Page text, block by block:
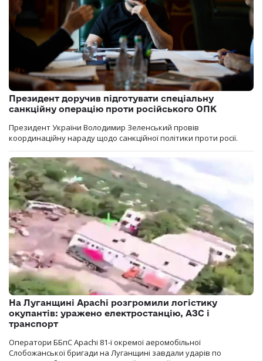
Президент доручив підготувати спеціальну
санкційну операцію проти російського ОПК
Президент України Володимир Зеленський провів
координаційну нараду щодо санкційної політики проти росії.
На Луганщині Apachi розгромили логістику
окупантів: уражено електростанцію, АЗС і
транспорт
Оператори ББпС Apachi 81-ї окремої аеромобільної
Слобожанської бригади на Луганщині завдали ударів по